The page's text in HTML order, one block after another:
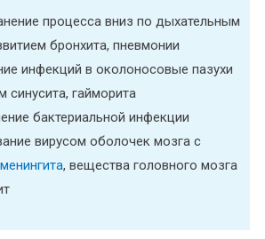
процесса вниз по дыхательным
бронхита, пневмонии
инфекций в околоносовые пазухи
синусита, гайморита
бактериальной инфекции
вирусом оболочек мозга с
менингита, вещества головного мозга